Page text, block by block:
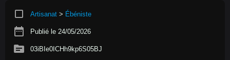
crop_square Artisanat > Ébéniste
date_range Publié le 24/05/2026
source 03iBIe0ICHh9kp6S05BJ